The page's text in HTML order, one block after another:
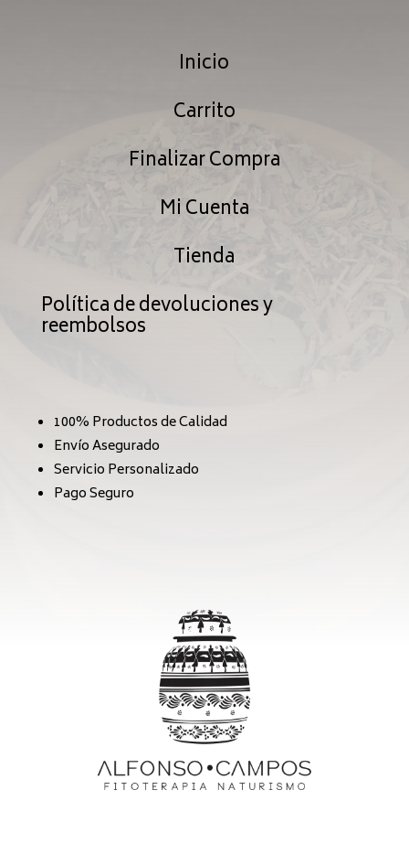
Inicio
Carrito
Finalizar Compra
Mi Cuenta
Tienda
Política de devoluciones y
reembolsos
100% Productos de Calidad
Envío Asegurado
Servicio Personalizado
Pago Seguro